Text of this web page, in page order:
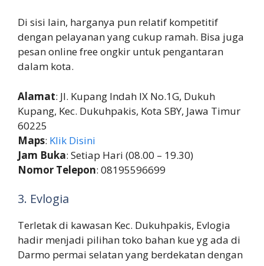
Di sisi lain, harganya pun relatif kompetitif
dengan pelayanan yang cukup ramah. Bisa juga
pesan online free ongkir untuk pengantaran
dalam kota.
Alamat: Jl. Kupang Indah IX No.1G, Dukuh
Kupang, Kec. Dukuhpakis, Kota SBY, Jawa Timur
60225
Maps: Klik Disini
Jam Buka: Setiap Hari (08.00 – 19.30)
Nomor Telepon: 08195596699
3. Evlogia
Terletak di kawasan Kec. Dukuhpakis, Evlogia
hadir menjadi pilihan toko bahan kue yg ada di
Darmo permai selatan yang berdekatan dengan